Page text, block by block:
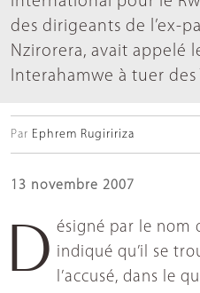
des dirigeants de l’ex-
Nzirorera, avait appelé
Interahamwe à tuer
Par Ephrem Rugiririza
13 novembre 2007
Désigné par le nom de code AJW, le témoin a indiqué qu’il se
l’accusé, dans le